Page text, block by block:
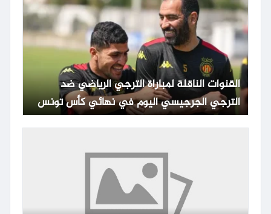
القنوات الناقلة لمباراة الترجي الرياضي ضد
الترجي الجرجيسي اليوم في نهائي كأس تونس
مع الموعد والتشكيلة